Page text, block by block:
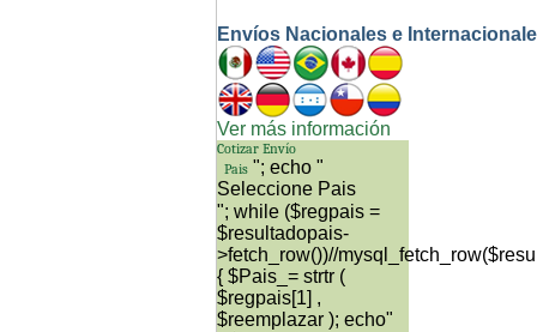
Envíos Nacionales e
Ver más información
Cotizar Envío
Pais "; echo "
"; while ($regpais =
$resultadopais-
>fetch_row())//
{ $Pais_= strtr (
$regpais[1] ,
$reemplazar ); echo"